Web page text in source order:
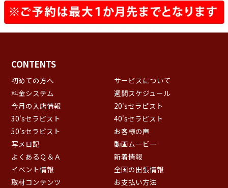
CONTENTS
初めての方へ
サービスについて
料金システム
週間スケジュール
今月の入店情報
20'sセラピスト
30'sセラピスト
40'sセラピスト
50'sセラピスト
お客様の声
写メ日記
動画ムービー
よくあるＱ＆Ａ
新着情報
イベント情報
全国の出張情報
取材コンテンツ
お支払い方法